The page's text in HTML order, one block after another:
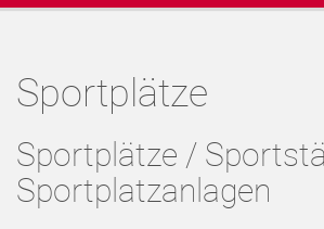
Unternehmen
Sportplätze
Sportplätze /
Sportplatzanlagen